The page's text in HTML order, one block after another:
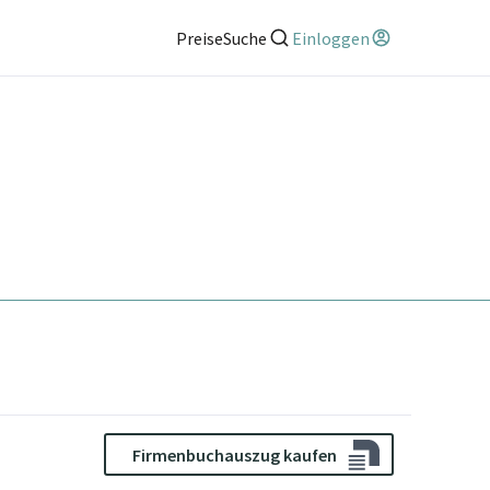
PreiseSuche Einloggen
Firmenbuchauszug kaufen